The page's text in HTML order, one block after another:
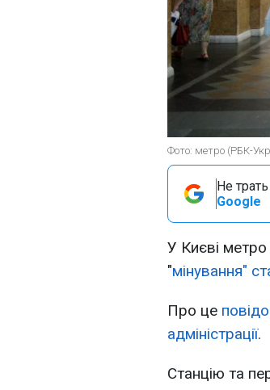
Фото: метро (РБК-
Не
Google
У Києві метро
"мінування"
Про це
адміністрації.
Станцію та